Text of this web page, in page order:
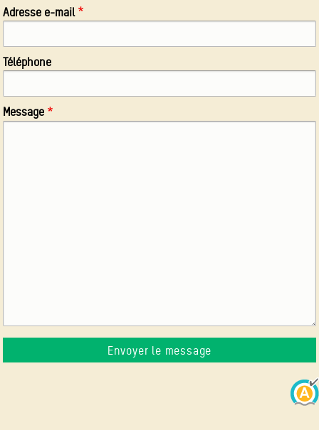
Adresse e-mail
Téléphone
Message